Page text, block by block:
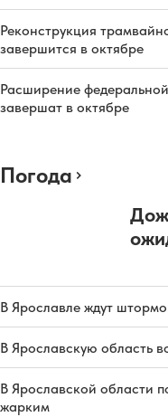
Реконструкция
завершится в октябре
Расширение
завершат в октябре
Погода
В Ярославле ждут
В Ярославскую область
В Ярославской области
жарким